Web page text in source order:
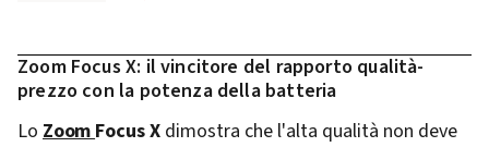
Zoom Focus X: il vincitore del rapporto qualità-
prezzo con la potenza della batteria
Lo ZoomFocus X dimostra che l'alta qualità non deve